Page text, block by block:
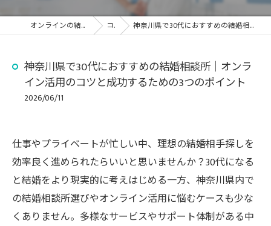
オンラインの結婚相談所なら結婚相談所ユノ コラム 神奈川県で30代におすすめの結婚相談所｜オンライン活用のコツと成功するための3つのポイント
神奈川県で30代におすすめの結婚相談所｜オンラ
イン活用のコツと成功するための3つのポイント
2026/06/11
仕事やプライベートが忙しい中、理想の結婚相手探しを
効率良く進められたらいいと思いませんか？30代になる
と結婚をより現実的に考えはじめる一方、神奈川県内で
の結婚相談所選びやオンライン活用に悩むケースも少な
くありません。多様なサービスやサポート体制がある中